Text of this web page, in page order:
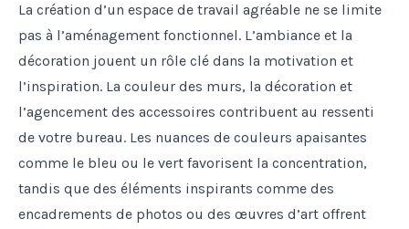
La création d’un espace de travail agréable ne se limite
pas à l’aménagement fonctionnel. L’ambiance et la
décoration jouent un rôle clé dans la motivation et
l’inspiration. La couleur des murs, la décoration et
l’agencement des accessoires contribuent au ressenti
de votre bureau. Les nuances de couleurs apaisantes
comme le bleu ou le vert favorisent la concentration,
tandis que des éléments inspirants comme des
encadrements de photos ou des œuvres d’art offrent